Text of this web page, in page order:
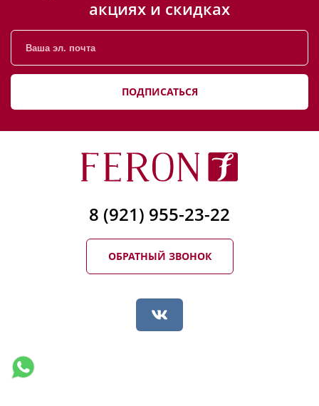
акциях и скидках
ПОДПИСАТЬСЯ
8 (921) 955-23-22
ОБРАТНЫЙ ЗВОНОК